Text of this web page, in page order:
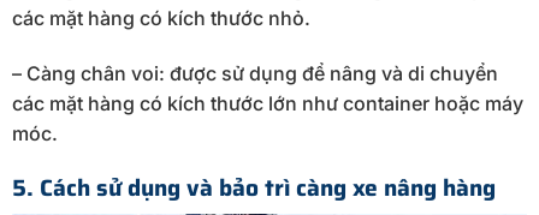
các mặt hàng có kích thước nhỏ.
– Càng chân voi: được sử dụng để nâng và di chuyển
các mặt hàng có kích thước lớn như container hoặc máy
móc.
5. Cách sử dụng và bảo trì càng xe nâng hàng